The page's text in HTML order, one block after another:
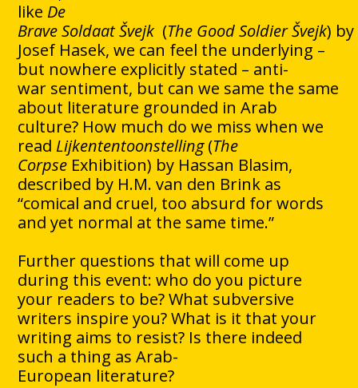
like De
Brave SoldaatŠvejk (The Good Soldier Švejk) by
Josef Hasek, we can feel the underlying –
but nowhere explicitly stated – anti-
war sentiment, but can we same the same
about literature grounded in Arab
culture? How much do we miss when we
read Lijkententoonstelling(The
Corpse Exhibition) by Hassan Blasim,
described by H.M. van den Brink as
“comical and cruel, too absurd for words
and yet normal at the same time.”
Further questions that will come up
during this event: who do you picture
your readers to be? What subversive
writers inspire you? What is it that your
writing aims to resist? Is there indeed
such a thing as Arab-
European literature?